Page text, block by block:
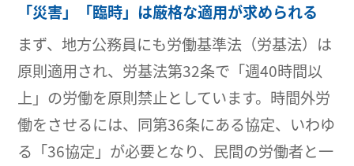
「災害」「臨時」は厳格な適用が求められる
まず、地方公務員にも労働基準法（労基法）は
原則適用され、労基法第32条で「週40時間以
上」の労働を原則禁止としています。時間外労
働をさせるには、同第36条にある協定、いわゆ
る「36協定」が必要となり、民間の労働者と一